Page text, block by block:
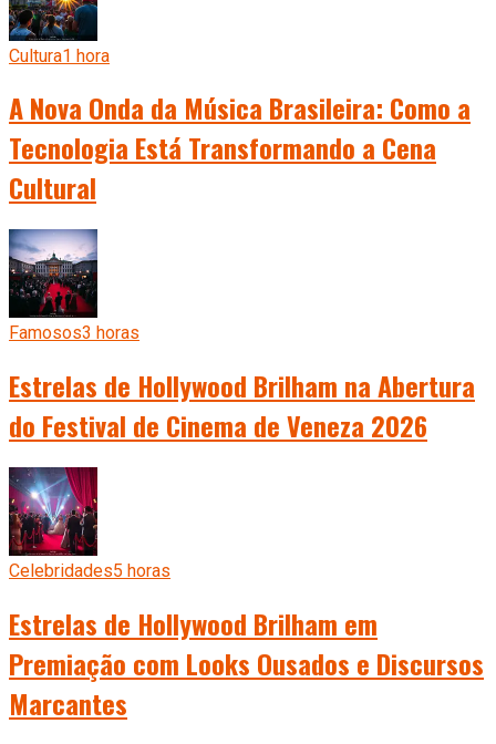
Cultura1 hora
A Nova Onda da Música Brasileira: Como a
Tecnologia Está Transformando a Cena
Cultural
Famosos3 horas
Estrelas de Hollywood Brilham na Abertura
do Festival de Cinema de Veneza 2026
Celebridades5 horas
Estrelas de Hollywood Brilham em
Premiação com Looks Ousados e Discursos
Marcantes